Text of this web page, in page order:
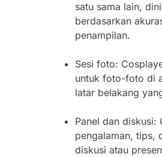
satu sama lain,
berdasarkan
penampilan.
Sesi foto:
untuk foto-foto di
latar belakang
Panel dan diskusi:
pengalaman, tips,
diskusi atau